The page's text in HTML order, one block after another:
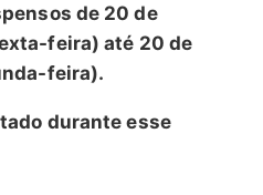
de 20 de
feira) até 20 de
feira).
durante esse